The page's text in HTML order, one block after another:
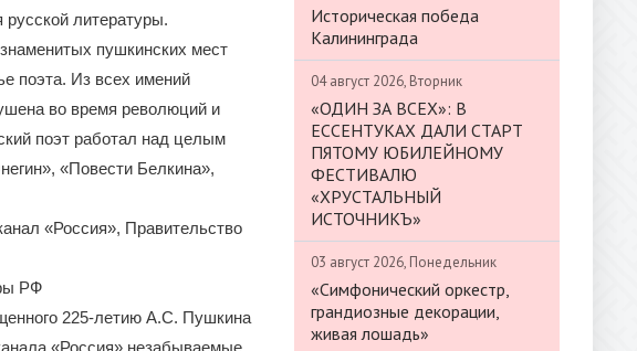
литературы.
пушкинских мест
поэта. Из всех имений
во время революций и
поэт работал над целым
«Повести Белкина»,
«Россия», Правительство
РФ
225-летию А.С. Пушкина
«Россия» незабываемые
Историческая победа
Калининграда
04 август 2026, Вторник
«ОДИН ЗА ВСЕХ»: В
ЕССЕНТУКАХ ДАЛИ СТАРТ
ПЯТОМУ ЮБИЛЕЙНОМУ
ФЕСТИВАЛЮ
«ХРУСТАЛЬНЫЙ
ИСТОЧНИКЪ»
03 август 2026, Понедельник
«Симфонический оркестр,
грандиозные декорации,
живая лошадь»